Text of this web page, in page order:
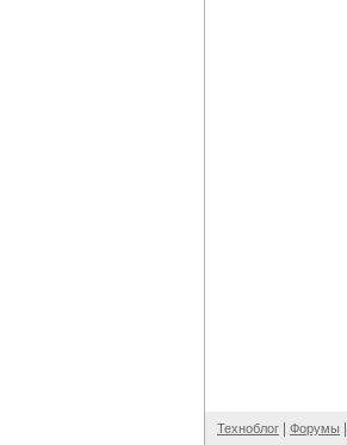
Техноблог Форумы